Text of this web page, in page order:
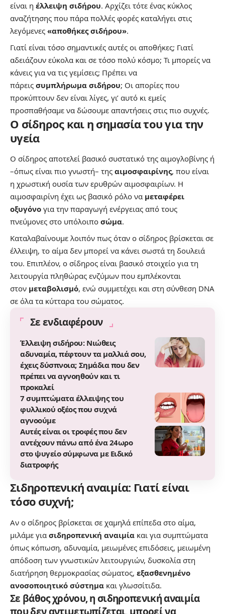
είναι η έλλειψη σιδήρου. Αρχίζει τότε ένας κύκλος
αναζήτησης που πάρα πολλές φορές καταλήγει στις
λεγόμενες «αποθήκες σιδήρου».
Γιατί είναι τόσο σημαντικές αυτές οι αποθήκες; Γιατί
αδειάζουν εύκολα και σε τόσο πολύ κόσμο; Τι μπορείς να
κάνεις για να τις γεμίσεις; Πρέπει να
πάρεις συμπλήρωμα σιδήρου; Οι απορίες που
προκύπτουν δεν είναι λίγες, γι’ αυτό κι εμείς
προσπαθήσαμε να δώσουμε απαντήσεις στις πιο συχνές.
Ο σίδηρος και η σημασία του για την
υγεία
Ο σίδηρος αποτελεί βασικό συστατικό της αιμογλοβίνης ή
–όπως είναι πιο γνωστή– της αιμοσφαιρίνης, που είναι
η χρωστική ουσία των ερυθρών αιμοσφαιρίων. Η
αιμοσφαιρίνη έχει ως βασικό ρόλο να μεταφέρει
οξυγόνο για την παραγωγή ενέργειας από τους
πνεύμονες στο υπόλοιπο σώμα.
Καταλαβαίνουμε λοιπόν πως όταν ο σίδηρος βρίσκεται σε
έλλειψη, το αίμα δεν μπορεί να κάνει σωστά τη δουλειά
του. Επιπλέον, ο σίδηρος είναι βασικό στοιχείο για τη
λειτουργία πληθώρας ενζύμων που εμπλέκονται
στον μεταβολισμό, ενώ συμμετέχει και στη σύνθεση DNA
σε όλα τα κύτταρα του σώματος.
Σε ενδιαφέρουν
Έλλειψη σιδήρου: Νιώθεις
αδυναμία, πέφτουν τα μαλλιά σου,
έχεις δύσπνοια; Σημάδια που δεν
πρέπει να αγνοηθούν και τι
προκαλεί
7 συμπτώματα έλλειψης του
φυλλικού οξέος που συχνά
αγνοούμε
Αυτές είναι οι τροφές που δεν
αντέχουν πάνω από ένα 24ωρο
στο ψυγείο σύμφωνα με Ειδικό
διατροφής
Σιδηροπενική αναιμία: Γιατί είναι
τόσο συχνή;
Αν ο σίδηρος βρίσκεται σε χαμηλά επίπεδα στο αίμα,
μιλάμε για σιδηροπενική αναιμία και για συμπτώματα
όπως κόπωση, αδυναμία, μειωμένες επιδόσεις, μειωμένη
απόδοση των γνωστικών λειτουργιών, δυσκολία στη
διατήρηση θερμοκρασίας σώματος, εξασθενημένο
ανοσοποιητικό σύστημα και γλωσσίτιδα.
Σε βάθος χρόνου, η σιδηροπενική αναιμία
που δεν αντιμετωπίζεται, μπορεί να